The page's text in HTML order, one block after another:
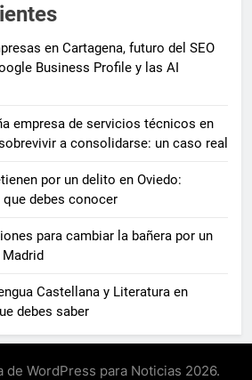
en Cartagena, futuro del SEO
Business Profile y las AI
empresa de servicios técnicos en
a consolidarse: un caso real
por un delito en Oviedo:
debes conocer
para cambiar la bañera por un
Madrid
Castellana y Literatura en
debes saber
de WordPress para Noticias 2026.